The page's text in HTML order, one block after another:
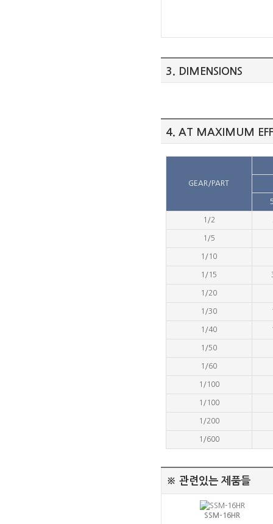
3. DIMENSIONS
4. AT MAXIMUM
GEAR/PART
1/2
1/5
1/10
1/15
1/20
1/30
1/40
1/50
1/60
1/100
1/100
1/200
1/600
※ 관련있는 제품들
SSM-16HR